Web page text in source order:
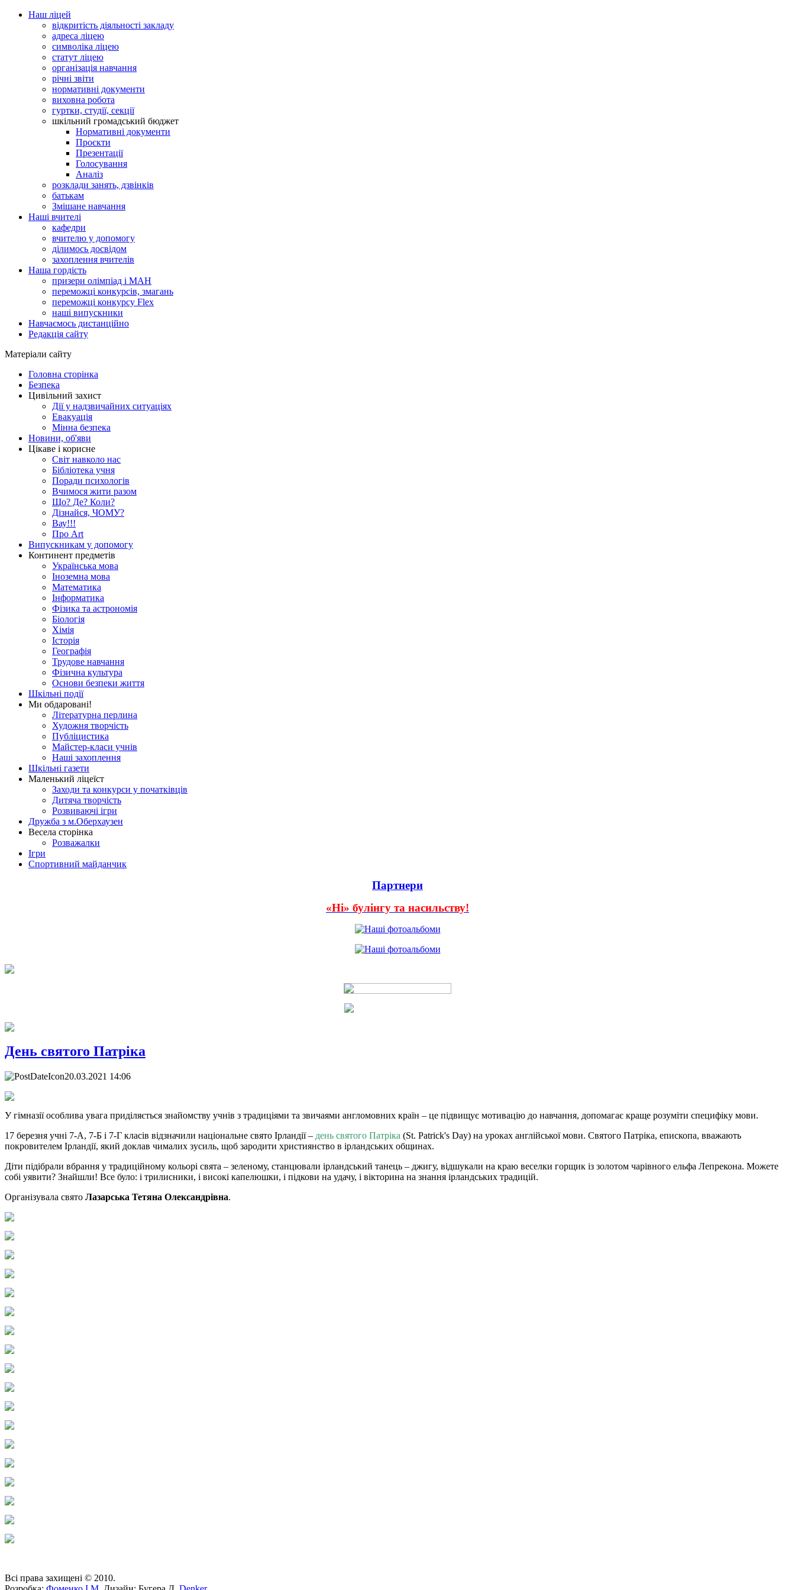
Наш ліцей
відкритість діяльності закладу
адреса ліцею
символіка ліцею
статут ліцею
організація навчання
річні звіти
нормативні документи
виховна робота
гуртки, студії, секції
шкільний громадський бюджет
Нормативні документи
Проєкти
Презентації
Голосування
Аналіз
розклади занять, дзвінків
батькам
Змішане навчання
Наші вчителі
кафедри
вчителю у допомогу
ділимось досвідом
захоплення вчителів
Наша гордість
призери олімпіад і МАН
переможці конкурсів, змагань
переможці конкурсу Flex
наші випускники
Навчаємось дистанційно
Редакція сайту
Матеріали сайту
Головна сторінка
Безпека
Цивільний захист
Дії у надзвичайних ситуаціях
Евакуація
Мінна безпека
Новини, об'яви
Цікаве і корисне
Світ навколо нас
Бібліотека учня
Поради психологів
Вчимося жити разом
Що? Де? Коли?
Дізнайся, ЧОМУ?
Вау!!!
Про Art
Випускникам у допомогу
Континент предметів
Українська мова
Іноземна мова
Математика
Інформатика
Фізика та астрономія
Біологія
Хімія
Історія
Географія
Трудове навчання
Фізична культура
Основи безпеки життя
Шкільні події
Ми обдаровані!
Літературна перлина
Художня творчість
Публіцистика
Майстер-класи учнів
Наші захоплення
Шкільні газети
Маленький ліцеїст
Заходи та конкурси у початківців
Дитяча творчість
Розвиваючі ігри
Дружба з м.Оберхаузен
Весела сторінка
Розважалки
Ігри
Спортивний майданчик
Партнери
«Ні» булінгу та насильству!
День святого Патріка
20.03.2021 14:06
У гімназії особлива увага приділяється знайомству учнів з традиціями та звичаями англомовних країн – це підвищує мотивацію до навчання, допомагає краще розуміти специфіку мови.
17 березня учні 7-А, 7-Б і 7-Г класів відзначили національне свято Ірландії – день святого Патріка (St. Patrick's Day) на уроках англійської мови. Святого Патріка, епископа, вважають
покровителем Ірландії, який доклав чималих зусиль, щоб зародити християнство в ірландських общинах.
Діти підібрали вбрання у традиційному кольорі свята – зеленому, станцювали ірландський танець – джигу, відшукали на краю веселки горщик із золотом чарівного ельфа Лепрекона. Можете
собі уявити? Знайшли! Все було: і трилисники, і високі капелюшки, і підкови на удачу, і вікторина на знання ірландських традицій.
Організувала свято Лазарська Тетяна Олександрівна.
Всі права захищені © 2010.